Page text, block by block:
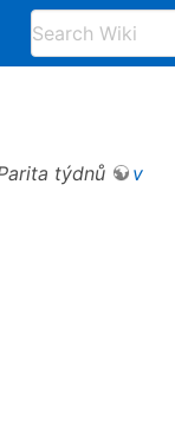
týdnů v